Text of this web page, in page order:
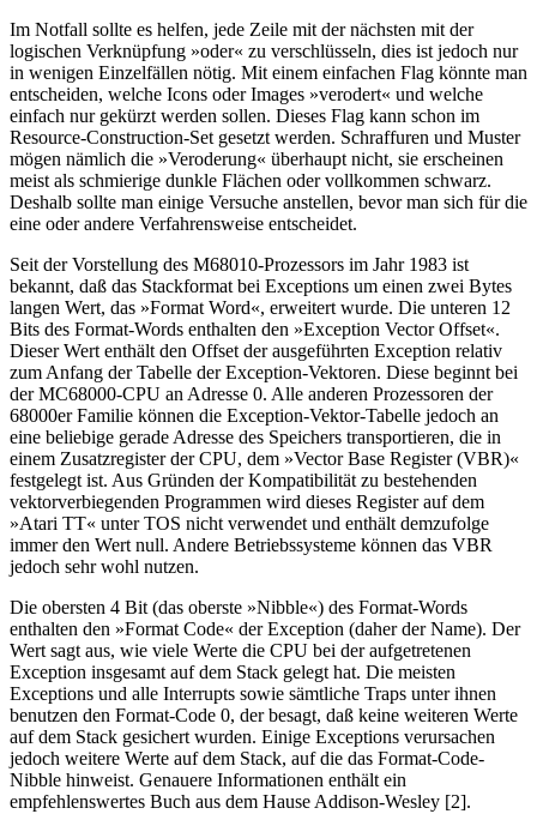
Im Notfall sollte es helfen, jede Zeile mit der nächsten mit der
logischen Verknüpfung »oder« zu verschlüsseln, dies ist jedoch nur
in wenigen Einzelfällen nötig. Mit einem einfachen Flag könnte man
entscheiden, welche Icons oder Images »verodert« und welche
einfach nur gekürzt werden sollen. Dieses Flag kann schon im
Resource-Construction-Set gesetzt werden. Schraffuren und Muster
mögen nämlich die »Veroderung« überhaupt nicht, sie erscheinen
meist als schmierige dunkle Flächen oder vollkommen schwarz.
Deshalb sollte man einige Versuche anstellen, bevor man sich für die
eine oder andere Verfahrensweise entscheidet.
Seit der Vorstellung des M68010-Prozessors im Jahr 1983 ist
bekannt, daß das Stackformat bei Exceptions um einen zwei Bytes
langen Wert, das »Format Word«, erweitert wurde. Die unteren 12
Bits des Format-Words enthalten den »Exception Vector Offset«.
Dieser Wert enthält den Offset der ausgeführten Exception relativ
zum Anfang der Tabelle der Exception-Vektoren. Diese beginnt bei
der MC68000-CPU an Adresse 0. Alle anderen Prozessoren der
68000er Familie können die Exception-Vektor-Tabelle jedoch an
eine beliebige gerade Adresse des Speichers transportieren, die in
einem Zusatzregister der CPU, dem »Vector Base Register (VBR)«
festgelegt ist. Aus Gründen der Kompatibilität zu bestehenden
vektorverbiegenden Programmen wird dieses Register auf dem
»Atari TT« unter TOS nicht verwendet und enthält demzufolge
immer den Wert null. Andere Betriebssysteme können das VBR
jedoch sehr wohl nutzen.
Die obersten 4 Bit (das oberste »Nibble«) des Format-Words
enthalten den »Format Code« der Exception (daher der Name). Der
Wert sagt aus, wie viele Werte die CPU bei der aufgetretenen
Exception insgesamt auf dem Stack gelegt hat. Die meisten
Exceptions und alle Interrupts sowie sämtliche Traps unter ihnen
benutzen den Format-Code 0, der besagt, daß keine weiteren Werte
auf dem Stack gesichert wurden. Einige Exceptions verursachen
jedoch weitere Werte auf dem Stack, auf die das Format-Code-
Nibble hinweist. Genauere Informationen enthält ein
empfehlenswertes Buch aus dem Hause Addison-Wesley [2].